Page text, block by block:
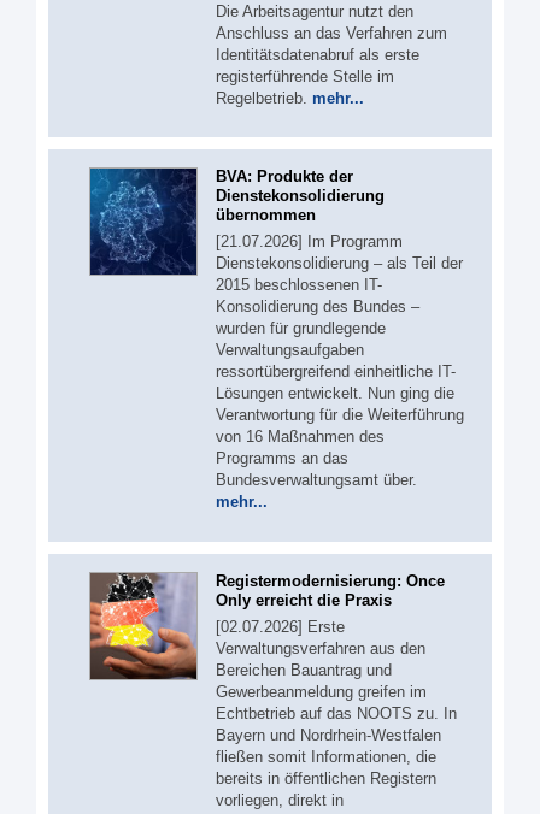
Die Arbeitsagentur nutzt den
Anschluss an das Verfahren zum
Identitätsdatenabruf als erste
registerführende Stelle im
Regelbetrieb. mehr...
BVA: Produkte der
Dienstekonsolidierung
übernommen
[21.07.2026] Im Programm
Dienstekonsolidierung – als Teil der
2015 beschlossenen IT-
Konsolidierung des Bundes –
wurden für grundlegende
Verwaltungsaufgaben
ressortübergreifend einheitliche IT-
Lösungen entwickelt. Nun ging die
Verantwortung für die Weiterführung
von 16 Maßnahmen des
Programms an das
Bundesverwaltungsamt über.
mehr...
Registermodernisierung: Once
Only erreicht die Praxis
[02.07.2026] Erste
Verwaltungsverfahren aus den
Bereichen Bauantrag und
Gewerbeanmeldung greifen im
Echtbetrieb auf das NOOTS zu. In
Bayern und Nordrhein-Westfalen
fließen somit Informationen, die
bereits in öffentlichen Registern
vorliegen, direkt in